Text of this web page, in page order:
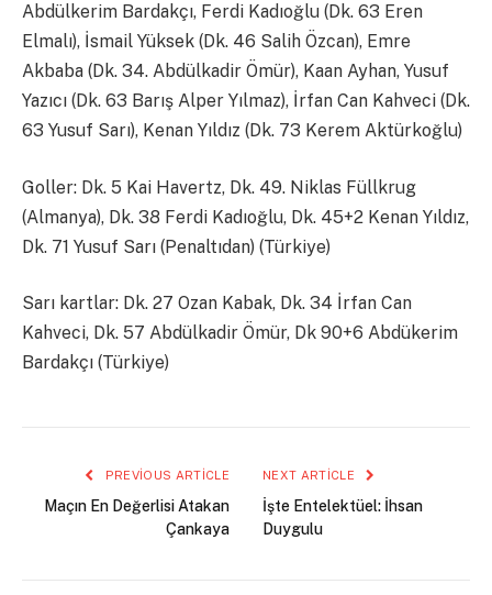
Abdülkerim Bardakçı, Ferdi Kadıoğlu (Dk. 63 Eren
Elmalı), İsmail Yüksek (Dk. 46 Salih Özcan), Emre
Akbaba (Dk. 34. Abdülkadir Ömür), Kaan Ayhan, Yusuf
Yazıcı (Dk. 63 Barış Alper Yılmaz), İrfan Can Kahveci (Dk.
63 Yusuf Sarı), Kenan Yıldız (Dk. 73 Kerem Aktürkoğlu)
Goller: Dk. 5 Kai Havertz, Dk. 49. Niklas Füllkrug
(Almanya), Dk. 38 Ferdi Kadıoğlu, Dk. 45+2 Kenan Yıldız,
Dk. 71 Yusuf Sarı (Penaltıdan) (Türkiye)
Sarı kartlar: Dk. 27 Ozan Kabak, Dk. 34 İrfan Can
Kahveci, Dk. 57 Abdülkadir Ömür, Dk 90+6 Abdükerim
Bardakçı (Türkiye)
PREVIOUS ARTICLE
Maçın En Değerlisi Atakan
Çankaya
NEXT ARTICLE
İşte Entelektüel: İhsan
Duygulu